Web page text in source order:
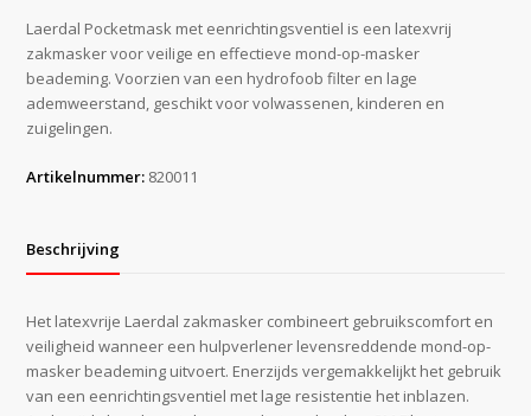
&
filter
aantal
Laerdal Pocketmask met eenrichtingsventiel is een latexvrij
zakmasker voor veilige en effectieve mond-op-masker
beademing. Voorzien van een hydrofoob filter en lage
ademweerstand, geschikt voor volwassenen, kinderen en
zuigelingen.
Artikelnummer: 820011
Beschrijving
Het latexvrije Laerdal zakmasker combineert gebruikscomfort en
veiligheid wanneer een hulpverlener levensreddende mond-op-
masker beademing uitvoert. Enerzijds vergemakkelijkt het gebruik
van een eenrichtingsventiel met lage resistentie het inblazen.